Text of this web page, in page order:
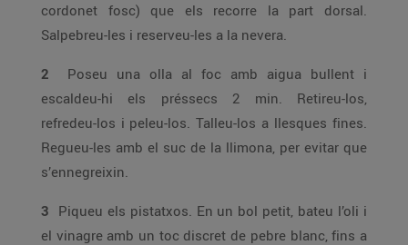
cordonet fosc) que els recorre la part dorsal.
Salpebreu-les i reserveu-les a la nevera.
2 Poseu una olla al foc amb aigua bullent i
escaldeu-hi els préssecs 2 min. Retireu-los,
refredeu-los i peleu-los. Talleu-los a llesques fines.
Regueu-les amb el suc de la llimona, per evitar que
s’ennegreixin.
3 Piqueu els pistatxos. En un bol petit, bateu l’oli i
el vinagre amb un toc discret de pebre blanc, fins a